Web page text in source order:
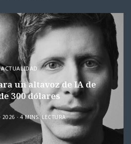
ACTUALIDAD
un altavoz de IA de
300 dólares
2026 4 MINS. LECTURA